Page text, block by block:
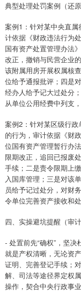
典型处理处罚案例（还
案例1：针对某中央直
计依据《财政违法行为
国有资产处置管理办法
改正，撤销与民营企业
该附属用房开展权属核
位给予通报批评；四是
经办人给予记大过处分
从单位公用经费中列支
案例2：针对某区级行
的行为，审计依据《财
位国有资产管理暂行办
限期改正，追回已报废
手续；二是责令限期上
入国库管理；三是对该
员给予记过处分，对财
令单位完善资产接收和
四、实操避坑提醒（审
- 处置前先“确权”，坚
就是产权清晰，无论资
证明、完善登记手续；
解、司法等途径界定权
操作，契合中央行政事